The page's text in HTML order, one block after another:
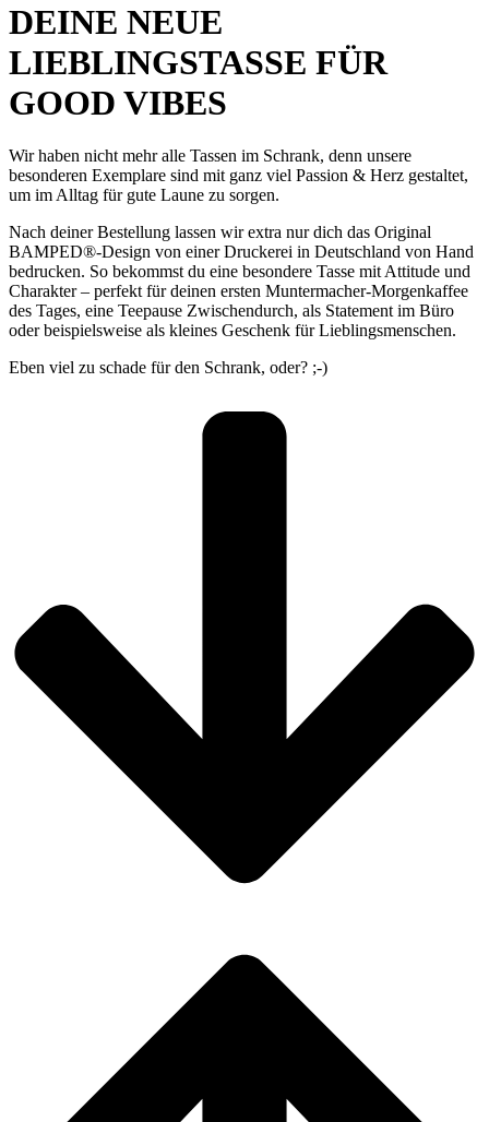
DEINE NEUE
LIEBLINGSTASSE FÜR
GOOD VIBES
Wir haben nicht mehr alle Tassen im Schrank, denn unsere
besonderen Exemplare sind mit ganz viel Passion & Herz gestaltet,
um im Alltag für gute Laune zu sorgen.
Nach deiner Bestellung lassen wir extra nur dich das Original
BAMPED®-Design von einer Druckerei in Deutschland von Hand
bedrucken. So bekommst du eine besondere Tasse mit Attitude und
Charakter – perfekt für deinen ersten Muntermacher-Morgenkaffee
des Tages, eine Teepause Zwischendurch, als Statement im Büro
oder beispielsweise als kleines Geschenk für Lieblingsmenschen.
Eben viel zu schade für den Schrank, oder? ;-)